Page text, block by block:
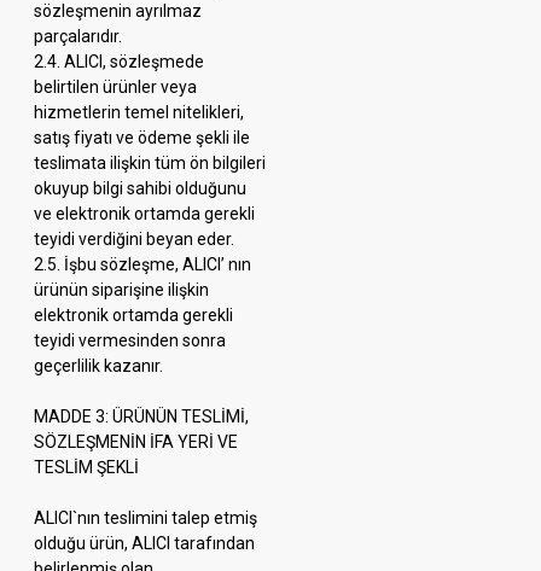
sözleşmenin ayrılmaz
parçalarıdır.
2.4. ALICI, sözleşmede
belirtilen ürünler veya
hizmetlerin temel nitelikleri,
satış fiyatı ve ödeme şekli ile
teslimata ilişkin tüm ön bilgileri
okuyup bilgi sahibi olduğunu
ve elektronik ortamda gerekli
teyidi verdiğini beyan eder.
2.5. İşbu sözleşme, ALICI’ nın
ürünün siparişine ilişkin
elektronik ortamda gerekli
teyidi vermesinden sonra
geçerlilik kazanır.
MADDE 3: ÜRÜNÜN TESLİMİ,
SÖZLEŞMENİN İFA YERİ VE
TESLİM ŞEKLİ
ALICI`nın teslimini talep etmiş
olduğu ürün, ALICI tarafından